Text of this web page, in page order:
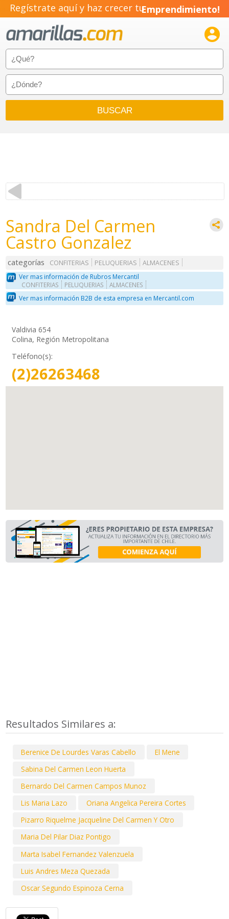
Regístrate aquí y haz crecer tuEmprendimiento!

Sandra Del Carmen
Castro Gonzalez
categorías CONFITERIAS PELUQUERIAS
ALMACENES
Ver mas información de Rubros Mercantil
CONFITERIAS PELUQUERIAS ALMACENES
Ver mas información B2B de esta empresa en Mercantil.com
Valdivia 654
Colina, Región Metropolitana
Teléfono(s):
(2)26263468
Resultados Similares a:
Berenice De Lourdes Varas Cabello
El Mene
Sabina Del Carmen Leon Huerta
Bernardo Del Carmen Campos Munoz
Lis Maria Lazo
Oriana Angelica Pereira Cortes
Pizarro Riquelme Jacqueline Del Carmen Y Otro
Maria Del Pilar Diaz Pontigo
Marta Isabel Fernandez Valenzuela
Luis Andres Meza Quezada
Oscar Segundo Espinoza Cerna